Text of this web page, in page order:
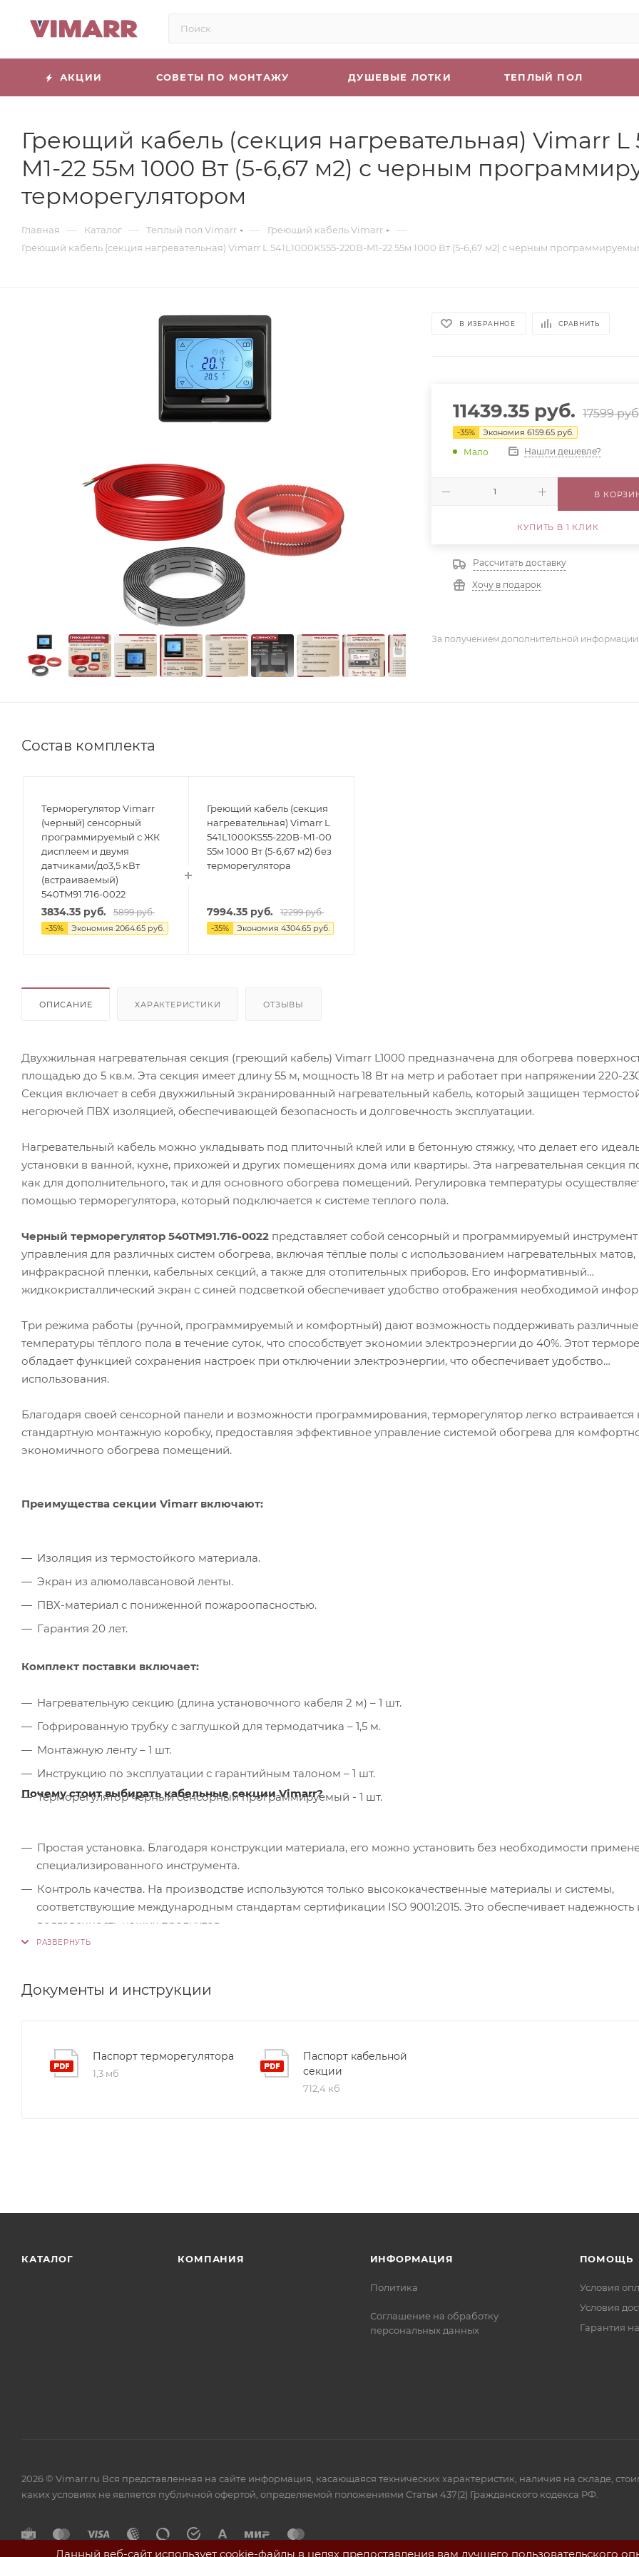
АКЦИИ СОВЕТЫ ПО МОНТАЖУ ДУШЕВЫЕ ЛОТКИ ТЕПЛЫЙ ПОЛ
Греющий кабель (секция нагревательная) Vimarr L
M1-22 55м 1000 Вт (5-6,67 м2) с черным
терморегулятором
Главная — Каталог — Теплый пол Vimarr — Греющий кабель Vimarr —
Греющий кабель (секция нагревательная) Vimarr L 541L1000KS55-220B-M1-22 55м 1000 Вт (5-6,67 м2) с черным
В ИЗБРАННОЕ СРАВНИТЬ
11439.35 руб. 17599
-35% Экономия6159.65 руб.
Мало Нашли дешевле?
В
КУПИТЬ В 1 КЛИК
Рассчитать доставку
Хочу в подарок
За получением дополнительной
Состав комплекта
Терморегулятор Vimarr
(черный) сенсорный
программируемый с ЖК
дисплеем и двумя
датчиками/до3,5 кВт
(встраиваемый)
540TM91.716-0022
3834.35руб. 5899руб.
-35% Экономия 2064.65руб.
Греющий кабель (секция
нагревательная) Vimarr L
541L1000KS55-220B-M1-00
55м 1000 Вт (5-6,67 м2) без
терморегулятора
7994.35 руб. 12299руб.
-35% Экономия4304.65 руб.
ОПИСАНИЕ ХАРАКТЕРИСТИКИ ОТЗЫВЫ
Двухжильная нагревательная секция (греющий кабель) Vimarr L1000 предназначена для обогрева
площадью до 5 кв.м. Эта секция имеет длину 55 м, мощность 18 Вт на метр и работает при напряжении 220-
Секция включает в себя двухжильный экранированный нагревательный кабель, который защищен
негорючей ПВХ изоляцией, обеспечивающей безопасность и долговечность эксплуатации.
Нагревательный кабель можно укладывать под плиточный клей или в бетонную стяжку, что делает его
установки в ванной, кухне, прихожей и других помещениях дома или квартиры. Эта нагревательная секция
как для дополнительного, так и для основного обогрева помещений. Регулировка температуры
помощью терморегулятора, который подключается к системе теплого пола.
Черный терморегулятор 540TM91.716-0022 представляет собой сенсорный и программируемый инструмент
управления для различных систем обогрева, включая тёплые полы с использованием нагревательных матов,
инфракрасной пленки, кабельных секций, а также для отопительных приборов. Его информативный
жидкокристаллический экран с синей подсветкой обеспечивает удобство отображения необходимой
Три режима работы (ручной, программируемый и комфортный) дают возможность поддерживать различные
температуры тёплого пола в течение суток, что способствует экономии электроэнергии до 40%. Этот
обладает функцией сохранения настроек при отключении электроэнергии, что обеспечивает удобство
использования.
Благодаря своей сенсорной панели и возможности программирования, терморегулятор легко встраивается
стандартную монтажную коробку, предоставляя эффективное управление системой обогрева для
экономичного обогрева помещений.
Преимущества секции Vimarr включают:
Изоляция из термостойкого материала.
Экран из алюмолавсановой ленты.
ПВХ-материал с пониженной пожароопасностью.
Гарантия 20 лет.
Комплект поставки включает:
Нагревательную секцию (длина установочного кабеля 2 м) – 1 шт.
Гофрированную трубку с заглушкой для термодатчика – 1,5 м.
Монтажную ленту – 1 шт.
Инструкцию по эксплуатации с гарантийным талоном – 1 шт.
Терморегулятор черный сенсорный программируемый - 1 шт.
Почему стоит выбирать кабельные секции Vimarr?
Простая установка. Благодаря конструкции материала, его можно установить без необходимости
специализированного инструмента.
Контроль качества. На производстве используются только высококачественные материалы и системы,
соответствующие международным стандартам сертификации ISO 9001:2015. Это обеспечивает надежность
долговечность наших продуктов.
Документы и инструкции
Паспорт терморегулятора
1,3 мб
Паспорт кабельной
секции
712,4 кб
КАТАЛОГ КОМПАНИЯ ИНФОРМАЦИЯ
Политика
Соглашение на обработку
персональных данных
ПОМОЩЬ
Условия
Условия
Гарантия
2026 © Vimarr.ru Вся представленная на сайте информация, касающаяся технических характеристик, наличия на складе,
каких условиях не является публичной офертой, определяемой положениями Статьи 437(2) Гражданского кодекса РФ.
Данный веб-сайт использует cookie-файлы в целях предоставления вам лучшего пользовательского